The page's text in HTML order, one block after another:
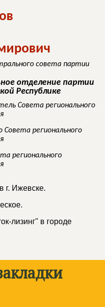
совета партии
отделение партии
Республике
Совета регионального
Совета регионального
регионального
г. Ижевске.
лизинг" в городе